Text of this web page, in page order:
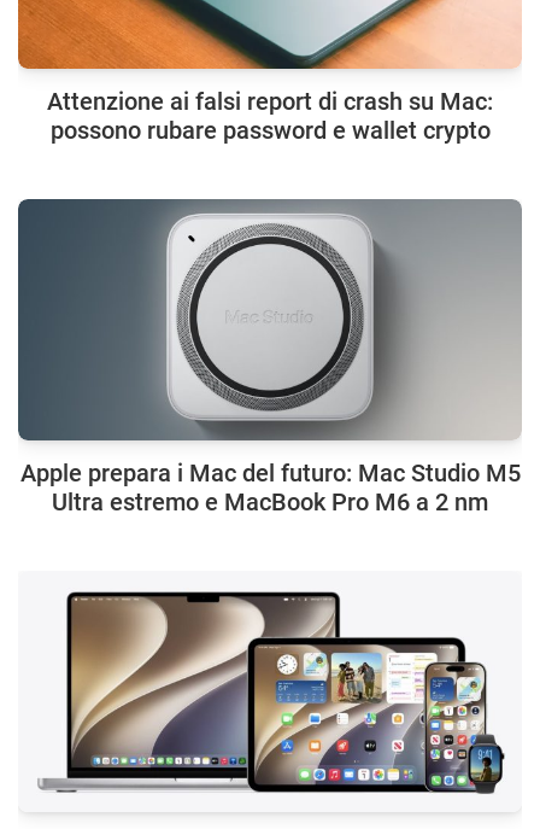
Attenzione ai falsi report di crash su Mac:
possono rubare password e wallet crypto
Apple prepara i Mac del futuro: Mac Studio M5
Ultra estremo e MacBook Pro M6 a 2 nm